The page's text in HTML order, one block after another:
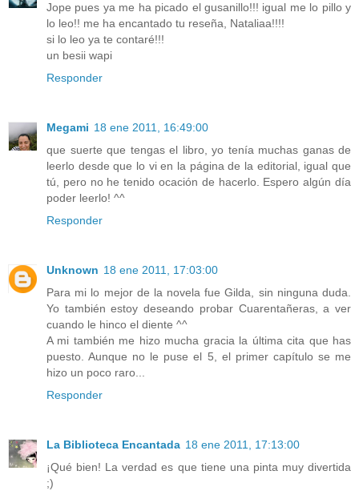
Jope pues ya me ha picado el gusanillo!!! igual me lo pillo y
lo leo!! me ha encantado tu reseña, Nataliaa!!!!
si lo leo ya te contaré!!!
un besii wapi
Responder
Megami 18 ene 2011, 16:49:00
que suerte que tengas el libro, yo tenía muchas ganas de
leerlo desde que lo vi en la página de la editorial, igual que
tú, pero no he tenido ocación de hacerlo. Espero algún día
poder leerlo! ^^
Responder
Unknown 18 ene 2011, 17:03:00
Para mi lo mejor de la novela fue Gilda, sin ninguna duda.
Yo también estoy deseando probar Cuarentañeras, a ver
cuando le hinco el diente ^^
A mi también me hizo mucha gracia la última cita que has
puesto. Aunque no le puse el 5, el primer capítulo se me
hizo un poco raro...
Responder
La Biblioteca Encantada 18 ene 2011, 17:13:00
¡Qué bien! La verdad es que tiene una pinta muy divertida
;)